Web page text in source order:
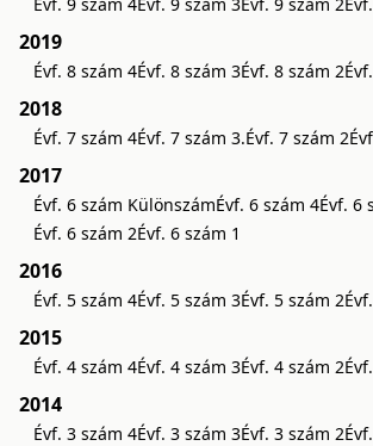
2019
Évf. 8 szám 4Évf. 8 szám 3Évf. 8 szám 2
2018
Évf. 7 szám 4Évf. 7 szám 3.Évf. 7 szám 2
2017
Évf. 6 szám KülönszámÉvf. 6 szám 4Évf. 6
Évf. 6 szám 2Évf. 6 szám 1
2016
Évf. 5 szám 4Évf. 5 szám 3Évf. 5 szám 2
2015
Évf. 4 szám 4Évf. 4 szám 3Évf. 4 szám 2
2014
Évf. 3 szám 4Évf. 3 szám 3Évf. 3 szám 2